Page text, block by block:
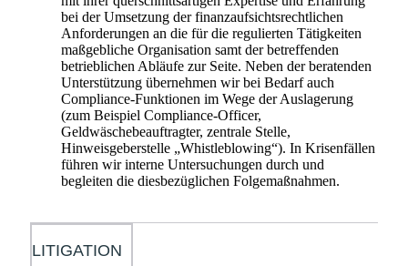
bei der Umsetzung der finanzaufsichtsrechtlichen
Anforderungen an die für die regulierten Tätigkeiten
maßgebliche Organisation samt der betreffenden
betrieblichen Abläufe zur Seite. Neben der beratenden
Unterstützung übernehmen wir bei Bedarf auch
Compliance-Funktionen im Wege der Auslagerung
(zum Beispiel Compliance-Officer,
Geldwäschebeauftragter, zentrale Stelle,
Hinweisgeberstelle „Whistleblowing“). In Krisenfällen
führen wir interne Untersuchungen durch und
begleiten die diesbezüglichen Folgemaßnahmen.
LITIGATION